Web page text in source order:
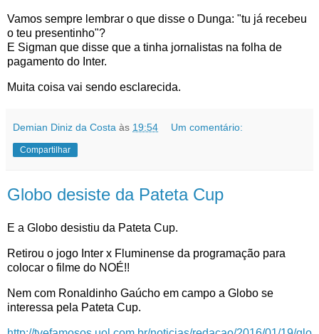
Vamos sempre lembrar o que disse o Dunga: "tu já recebeu
o teu presentinho"?
E Sigman que disse que a tinha jornalistas na folha de
pagamento do Inter.
Muita coisa vai sendo esclarecida.
Demian Diniz da Costa às 19:54 Um comentário:
Compartilhar
Globo desiste da Pateta Cup
E a Globo desistiu da Pateta Cup.
Retirou o jogo Inter x Fluminense da programação para
colocar o filme do NOÉ!!
Nem com Ronaldinho Gaúcho em campo a Globo se
interessa pela Pateta Cup.